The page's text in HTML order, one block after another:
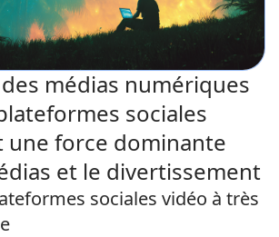
médias numériques
sociales
une force dominante
et le divertissement
sociales vidéo à très